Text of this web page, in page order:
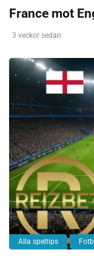
France mot
3 veckor sedan
Alla speltips